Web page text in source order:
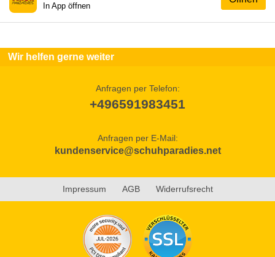
In App öffnen
Wir helfen gerne weiter
Anfragen per Telefon:
+496591983451
Anfragen per E-Mail:
kundenservice@schuhparadies.net
Impressum AGB Widerrufsrecht